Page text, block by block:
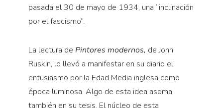
pasada el 30 de mayo de 1934, una “inclinación
por el fascismo”.
La lectura de Pintores modernos, de John
Ruskin, lo llevó a manifestar en su diario el
entusiasmo por la Edad Media inglesa como
época luminosa. Algo de esta idea asoma
también en su tesis. El núcleo de esta